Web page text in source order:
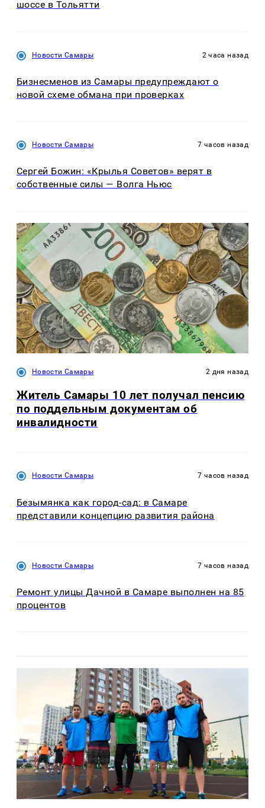
шоссе в Тольятти
Новости Самары 2 часа назад
Бизнесменов из Самары предупреждают о
новой схеме обмана при проверках
Новости Самары 7 часов назад
Сергей Божин: «Крылья Советов» верят в
собственные силы — Волга Ньюс
Новости Самары 2 дня назад
Житель Самары 10 лет получал пенсию
по поддельным документам об
инвалидности
Новости Самары 7 часов назад
Безымянка как город-сад: в Самаре
представили концепцию развития района
Новости Самары 7 часов назад
Ремонт улицы Дачной в Самаре выполнен на 85
процентов